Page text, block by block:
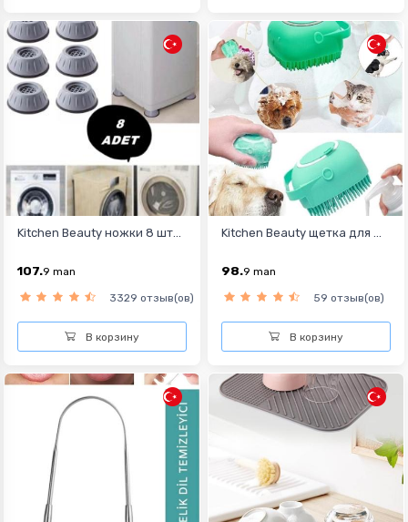
Kitchen Beauty ножки 8 шт...
107.9 man
3329 отзыв(ов)
В корзину
Kitchen Beauty щетка для ...
98.9 man
59 отзыв(ов)
В корзину